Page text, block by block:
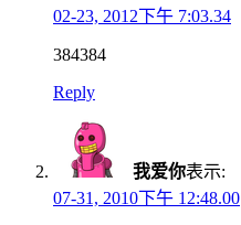
02-23, 2012下午 7:03.34
384384
Reply
我爱你表示:
07-31, 2010下午 12:48.00